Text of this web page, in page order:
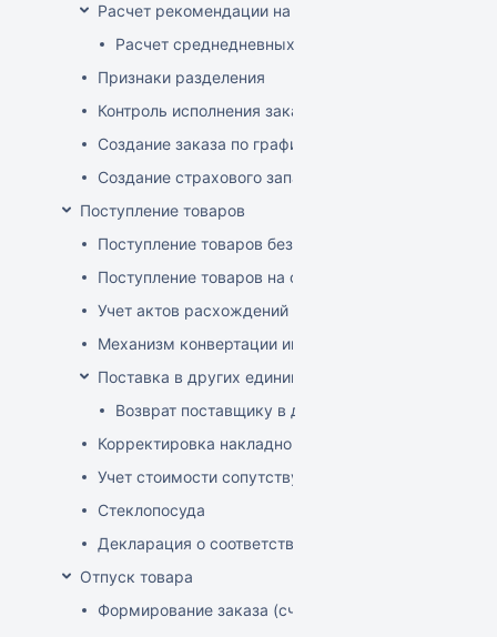
Расчет рекомендации на закупку
Расчет среднедневных продаж
Признаки разделения
Контроль исполнения заказов поставщиком
Создание заказа по графику
Создание страхового запаса
Поступление товаров
Поступление товаров без заказа
Поступление товаров на основе заказа
Учет актов расхождений при поступлении товаров
Механизм конвертации инвойсов из иностранной
Поставка в других единицах
Возврат поставщику в других единицах
Корректировка накладной (РФ)
Учет стоимости сопутствующих услуг в приходе
Стеклопосуда
Декларация о соответствии
Отпуск товара
Формирование заказа (счета-фактуры)